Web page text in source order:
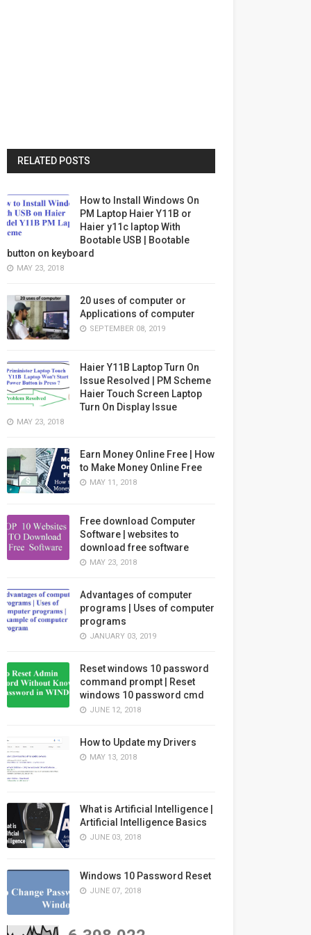
RELATED POSTS
How to Install Windows On
PM Laptop Haier Y11B or
Haier y11c laptop With
Bootable USB | Bootable
button on keyboard
MAY 23, 2018
20 uses of computer or
Applications of computer
SEPTEMBER 08, 2019
Haier Y11B Laptop Turn On
Issue Resolved | PM Scheme
Haier Touch Screen Laptop
Turn On Display Issue
MAY 23, 2018
Earn Money Online Free | How
to Make Money Online Free
MAY 11, 2018
Free download Computer
Software | websites to
download free software
MAY 23, 2018
Advantages of computer
programs | Uses of computer
programs
JANUARY 03, 2019
Reset windows 10 password
command prompt | Reset
windows 10 password cmd
JUNE 12, 2018
How to Update my Drivers
MAY 13, 2018
What is Artificial Intelligence |
Artificial Intelligence Basics
JUNE 03, 2018
Windows 10 Password Reset
JUNE 07, 2018